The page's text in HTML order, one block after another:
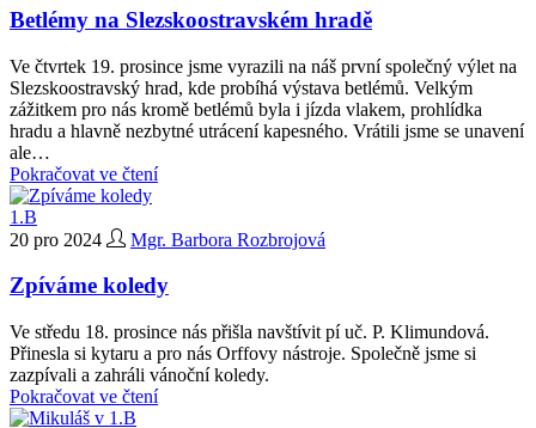
Betlémy na Slezskoostravském hradě
Ve čtvrtek 19. prosince jsme vyrazili na náš první společný výlet na
Slezskoostravský hrad, kde probíhá výstava betlémů. Velkým
zážitkem pro nás kromě betlémů byla i jízda vlakem, prohlídka
hradu a hlavně nezbytné utrácení kapesného. Vrátili jsme se unavení
ale…
Pokračovat ve čtení
1.B
20 pro 2024
Mgr. Barbora Rozbrojová
Zpíváme koledy
Ve středu 18. prosince nás přišla navštívit pí uč. P. Klimundová.
Přinesla si kytaru a pro nás Orffovy nástroje. Společně jsme si
zazpívali a zahráli vánoční koledy.
Pokračovat ve čtení